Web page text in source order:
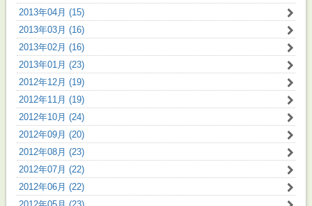
2013年04月 (15)
2013年03月 (16)
2013年02月 (16)
2013年01月 (23)
2012年12月 (19)
2012年11月 (19)
2012年10月 (24)
2012年09月 (20)
2012年08月 (23)
2012年07月 (22)
2012年06月 (22)